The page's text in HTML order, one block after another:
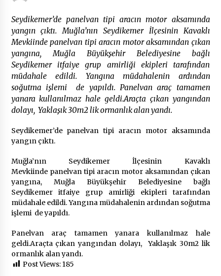
9 Günde 119 Acil Olaya Müdahale Edildi
2 ay ago
FETHİYE BELEDİYESİ HAZİRAN AYI MECLİS
TOPLANTISI GERÇEKLEŞTİRİLDİ
2 ay ago
HAYIRSEVER DİNÇER AKYALI’DAN EĞİTİME
2 ay ago
Muğla İçin Yollarda
2 ay ago
Saadet Partisi Ziyaretlere Devam Ediyor
Başkan Aras “Bizler Günü Kurtaran Değil, Yarını
Kuran İşler İçin Çalışacağız”
9 ay ago
Seydikemer’de panelvan tipi aracın motor aksamında
yangın çıktı. Muğla’nın Seydikemer İlçesinin Kavaklı
Mevkiinde panelvan tipi aracın motor aksamından çıkan
yangına, Muğla Büyükşehir Belediyesine bağlı
Seydikemer itfaiye grup amirliği ekipleri tarafından
müdahale edildi. Yangına müdahalenin ardından
soğutma işlemi de yapıldı. Panelvan araç tamamen
yanara kullanılmaz hale geldi.Araçta çıkan yangından
dolayı, Yaklaşık 30m2 lik ormanlık alan yandı.
Seydikemer’de panelvan tipi aracın motor aksamında
yangın çıktı.
Muğla’nın Seydikemer İlçesinin Kavaklı
Mevkiinde panelvan tipi aracın motor aksamından çıkan
yangına, Muğla Büyükşehir Belediyesine bağlı
Seydikemer itfaiye grup amirliği ekipleri tarafından
müdahale edildi. Yangına müdahalenin ardından soğutma
işlemi de yapıldı.
Panelvan araç tamamen yanara kullanılmaz hale
geldi.Araçta çıkan yangından dolayı, Yaklaşık 30m2 lik
ormanlık alan yandı.
Post Views: 185